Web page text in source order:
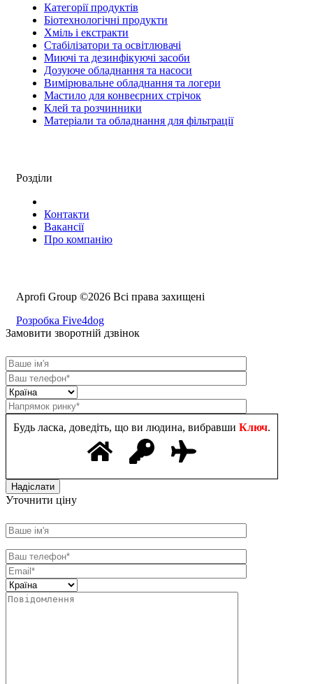
Категорії продуктів
Біотехнологічні продукти
Хміль і екстракти
Стабілізатори та освітлювачі
Миючі та дезинфікуючі засоби
Дозуюче обладнання та насоси
Вимірювальне обладнання та логери
Мастило для конвеєрних стрічок
Клей та розчинники
Матеріали та обладнання для фільтрації
Розділи
Контакти
Вакансії
Про компанію
Aprofi Group ©2026 Всі права захищені
Розробка Five4dog
Замовити зворотній дзвінок
Будь ласка, доведіть, що ви людина, вибравши Ключ.
Уточнити ціну